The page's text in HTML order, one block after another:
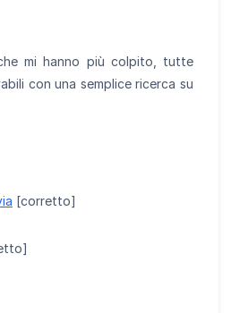
mi hanno più colpito, tutte
con una semplice ricerca su
[corretto]